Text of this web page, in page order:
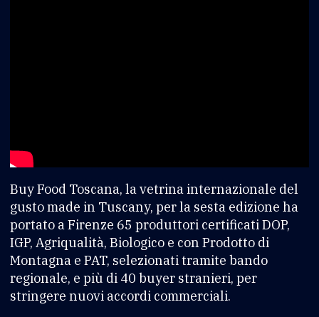
Buy Food Toscana, la vetrina internazionale del
gusto made in Tuscany, per la sesta edizione ha
portato a Firenze 65 produttori certificati DOP,
IGP, Agriqualità, Biologico e con Prodotto di
Montagna e PAT, selezionati tramite bando
regionale, e più di 40 buyer stranieri, per
stringere nuovi accordi commerciali.